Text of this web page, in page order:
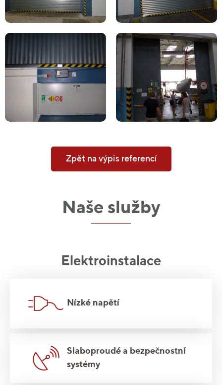
Zpět na výpis referencí
Naše služby
Elektroinstalace
Nízké napětí
Slaboproudé a bezpečnostní
systémy